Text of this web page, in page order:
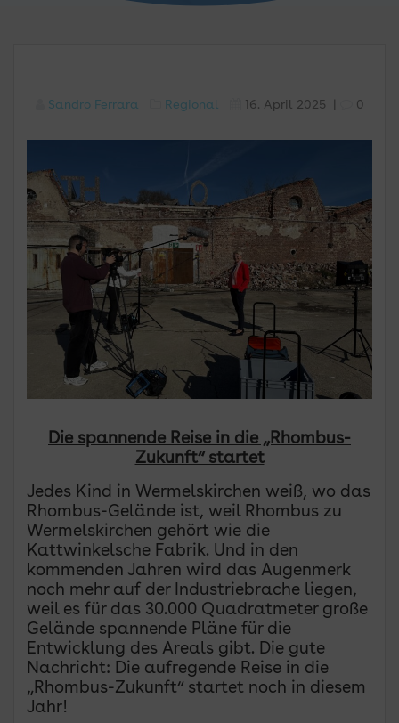
Sandro Ferrara Regional 16. April 2025 0
Die spannende Reise in die „Rhombus-
Zukunft“ startet
Jedes Kind in Wermelskirchen weiß, wo das
Rhombus-Gelände ist, weil Rhombus zu
Wermelskirchen gehört wie die
Kattwinkelsche Fabrik. Und in den
kommenden Jahren wird das Augenmerk
noch mehr auf der Industriebrache liegen,
weil es für das 30.000 Quadratmeter große
Gelände spannende Pläne für die
Entwicklung des Areals gibt. Die gute
Nachricht: Die aufregende Reise in die
„Rhombus-Zukunft“ startet noch in diesem
Jahr!